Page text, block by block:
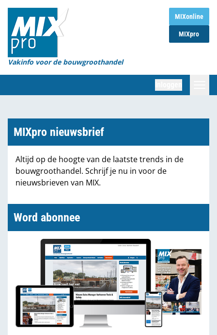
MIXonline
MIXpro
Vakinfo voor de bouwgroothandel
Home
Magazines
Organisaties
Marktcijfers
Partners
MIXpro nieuwsbrief
Altijd op de hoogte van de laatste trends in de
bouwgroothandel. Schrijf je nu in voor de
nieuwsbrieven van MIX.
Word abonnee